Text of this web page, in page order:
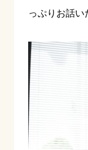
っぷりお話い